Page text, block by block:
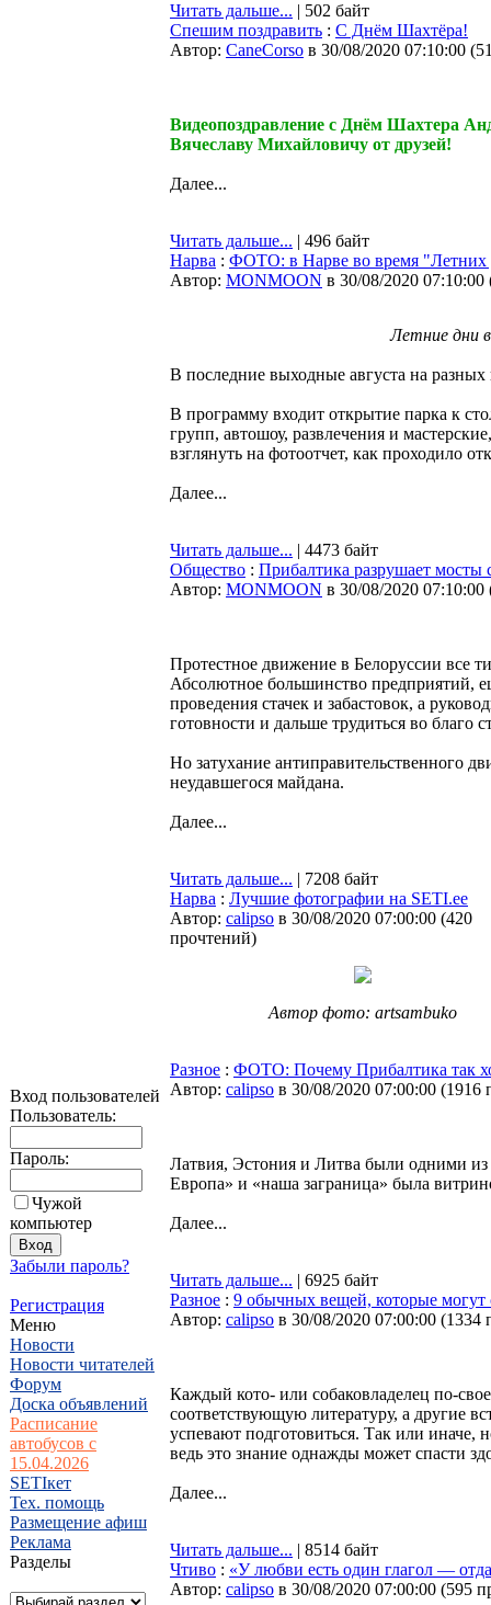
Вход пользователей
Пользователь:
Пароль:
Чужой
компьютер
Забыли пароль?
Регистрация
Меню
Новости
Новости читателей
Форум
Доска объявлений
Расписание
автобусов с
15.04.2026
SETIкет
Тех. помощь
Размещение афиш
Реклама
Разделы
Читать дальше... | 502 байт
Спешим поздравить : С Днём Шахтёра!
Автор: CaneCorso в 30/08/2020 07:10:00 (
Видеопоздравление с Днём Шахтера
Вячеславу Михайловичу от друзей!
Далее...
Читать дальше... | 496 байт
Нарва : ФОТО: в Нарве во время "Летних
Автор: MONMOON в 30/08/2020 07:10:00
Летние дни
В последние выходные августа на
В программу входит открытие парка к
групп, автошоу, развлечения и
взглянуть на фотоотчет, как проходило
Далее...
Читать дальше... | 4473 байт
Общество : Прибалтика разрушает мосты
Автор: MONMOON в 30/08/2020 07:10:00
Протестное движение в Белоруссии все
Абсолютное большинство предприятий,
проведения стачек и забастовок, а
готовности и дальше трудиться во благо
Но затухание антиправительственного
неудавшегося майдана.
Далее...
Читать дальше... | 7208 байт
Нарва : Лучшие фотографии на SETI.ee
Автор: calipso в 30/08/2020 07:00:00 (420
прочтений)
Автор фото: artsambuko
Разное : ФОТО: Почему Прибалтика так
Автор: calipso в 30/08/2020 07:00:00 (1916
Латвия, Эстония и Литва были одними
Европа» и «наша заграница» была
Далее...
Читать дальше... | 6925 байт
Разное : 9 обычных вещей, которые
Автор: calipso в 30/08/2020 07:00:00 (1334
Каждый кото- или собаковладелец по-
соответствующую литературу, а другие
успевают подготовиться. Так или иначе,
ведь это знание однажды может спасти
Далее...
Читать дальше... | 8514 байт
Чтиво : «У любви есть один глагол —
Автор: calipso в 30/08/2020 07:00:00 (595